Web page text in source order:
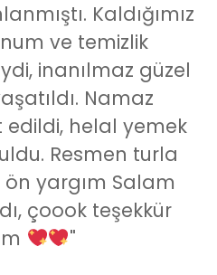
Kaldığımız
ve temizlik
inanılmaz güzel
Namaz
helal yemek
Resmen turla
yargım Salam
çoook teşekkür
"